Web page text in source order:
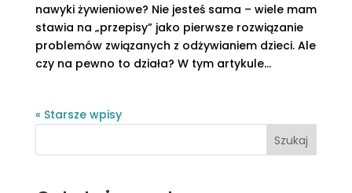
nawyki żywieniowe? Nie jesteś sama – wiele mam
stawia na „przepisy” jako pierwsze rozwiązanie
problemów związanych z odżywianiem dzieci. Ale
czy na pewno to działa? W tym artykule...
« Starsze wpisy
Szukaj